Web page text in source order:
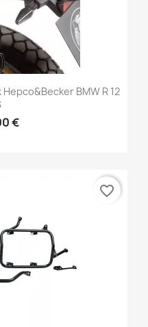
BMW R 12
€
favorite_border